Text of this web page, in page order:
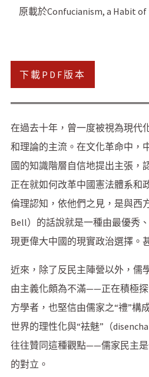
原載於Confucianism, a Habit of
下載PDF版本
在過去十年，曾一度被視為現代
和理論的主流。在文化革命中，
國的知識階層自信地提出主張，
正在就如何改革中國憲法體系和
倫理認知，依他們之見，是與西
Bell）的話說就是一種由最優秀
現更偉大中國的現實政治選擇。
近來，除了反民主陣營以外，儒
由主義化頗為不滿——正在積極
方學者，也堅信由儒家之“禮”構
世界的理性化與“袪魅”（
往往贊同這種觀點——儒家民主
的對立。